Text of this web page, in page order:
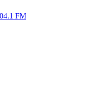
FM